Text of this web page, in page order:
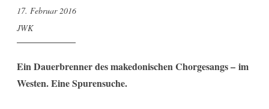
17. Februar 2016
JWK
Ein Dauerbrenner des makedonischen Chorgesangs – im
Westen. Eine Spurensuche.